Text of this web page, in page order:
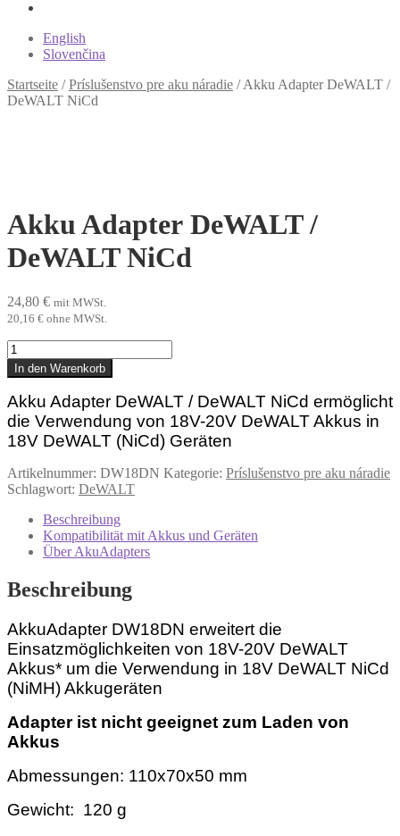
English
Slovenčina
Startseite /Príslušenstvo pre aku náradie /Akku Adapter DeWALT /
DeWALT NiCd
Akku Adapter DeWALT /
DeWALT NiCd
24,80 € mit MWSt.
20,16 € ohne MWSt.
Akku
Adapter DeWALT
/
DeWALT
NiCd
Menge
In den Warenkorb
Akku Adapter DeWALT / DeWALT NiCd ermöglicht
die Verwendung von 18V-20V DeWALT Akkus in
18V DeWALT (NiCd) Geräten
Artikelnummer: DW18DN Kategorie: Príslušenstvo pre aku náradie
Schlagwort: DeWALT
Beschreibung
Kompatibilität mit Akkus und Geräten
Über AkuAdapters
Beschreibung
AkkuAdapter DW18DN erweitert die
Einsatzmöglichkeiten von 18V-20V DeWALT
Akkus* um die Verwendung in 18V DeWALT NiCd
(NiMH) Akkugeräten
Adapter ist nicht geeignet zum Laden von
Akkus
Abmessungen: 110x70x50 mm
Gewicht: 120 g